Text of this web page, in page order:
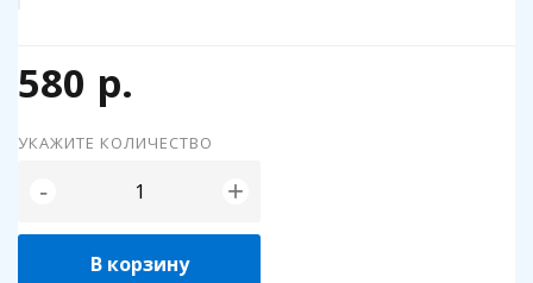
580 р.
УКАЖИТЕ КОЛИЧЕСТВО
- +
В корзину